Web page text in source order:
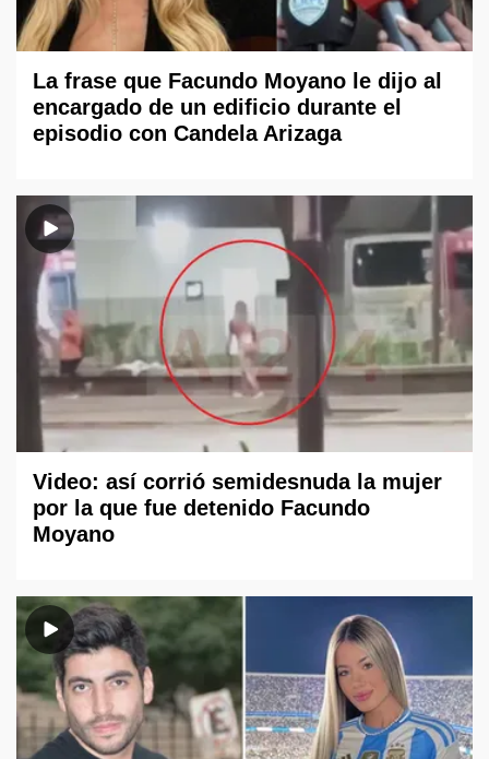
La frase que Facundo Moyano le dijo al
encargado de un edificio durante el
episodio con Candela Arizaga
Video: así corrió semidesnuda la mujer
por la que fue detenido Facundo
Moyano